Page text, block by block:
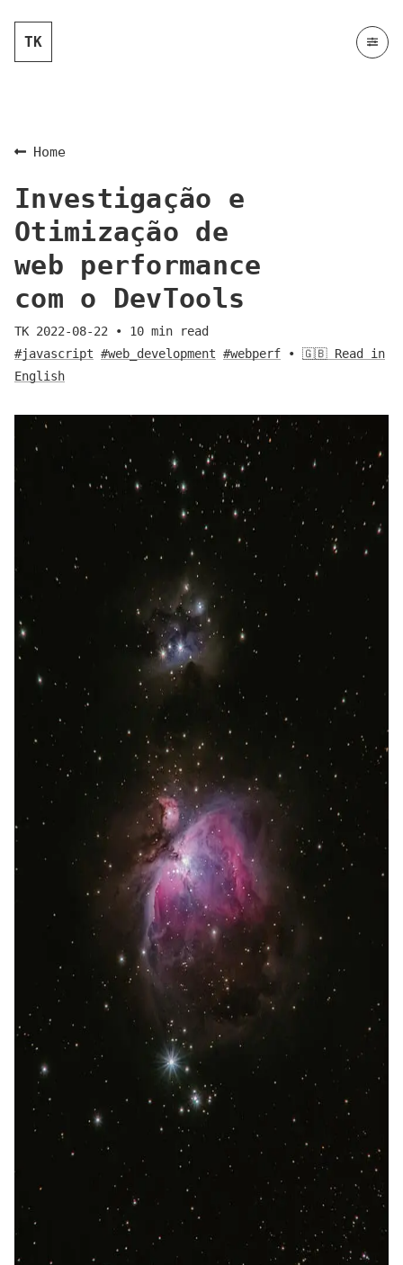
TK
Home
Investigação e
Otimização de
web performance
com o DevTools
TK 2022-08-22 • 10 min read
#javascript #web_development #webperf • 🇬🇧 Read in
English